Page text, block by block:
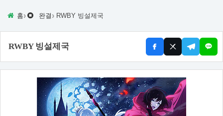
홈› 완결 › RWBY 빙설제국
RWBY 빙설제국